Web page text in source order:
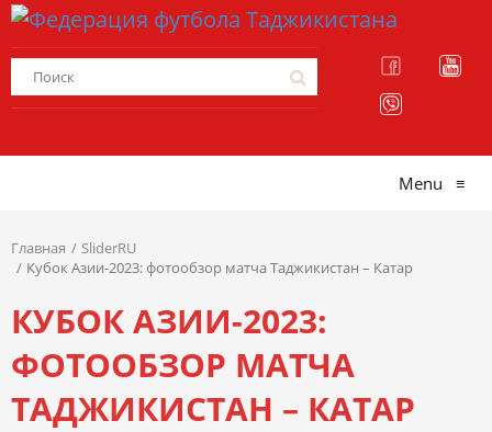
Menu ≡
Главная
SliderRU
Кубок Азии-2023: фотообзор матча Таджикистан – Катар
КУБОК АЗИИ-2023:
ФОТООБЗОР МАТЧА
ТАДЖИКИСТАН – КАТАР